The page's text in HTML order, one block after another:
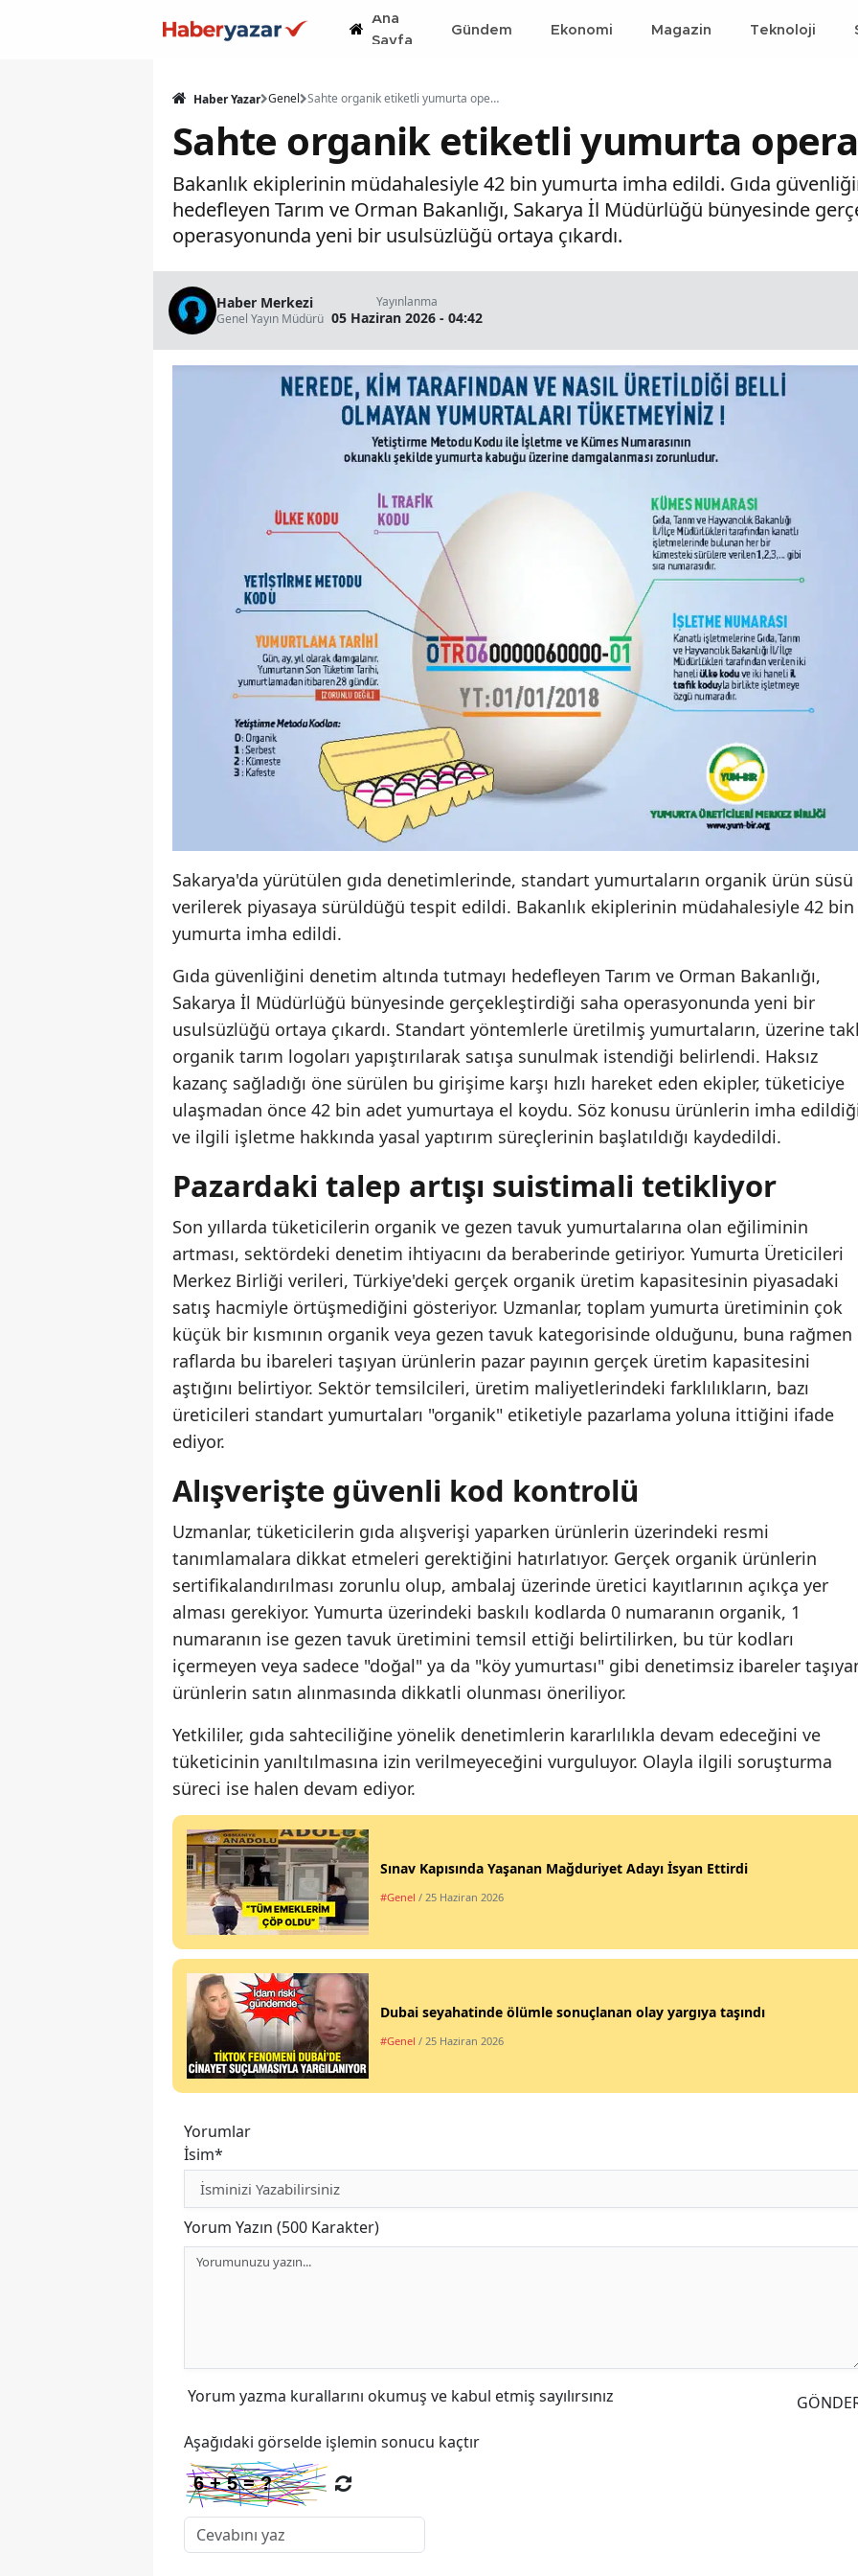
Ana
Sayfa
Gündem Ekonomi Magazin Teknoloji
Haber Yazar Genel Sahte organik etiketli yumurta operasyonu
Sahte organik etiketli yumurta
Bakanlık ekiplerinin müdahalesiyle 42 bin yumurta imha edildi. Gıda
hedefleyen Tarım ve Orman Bakanlığı, Sakarya İl Müdürlüğü bünyesinde
operasyonunda yeni bir usulsüzlüğü ortaya çıkardı.
Haber Merkezi
Genel Yayın Müdürü
Yayınlanma
05 Haziran 2026 - 04:42
Sakarya'da yürütülen gıda denetimlerinde, standart yumurtaların organik ürün süsü
verilerek piyasaya sürüldüğü tespit edildi. Bakanlık ekiplerinin müdahalesiyle 42 bin
yumurta imha edildi.
Gıda güvenliğini denetim altında tutmayı hedefleyen Tarım ve Orman Bakanlığı,
Sakarya İl Müdürlüğü bünyesinde gerçekleştirdiği saha operasyonunda yeni bir
usulsüzlüğü ortaya çıkardı. Standart yöntemlerle üretilmiş yumurtaların, üzerine
organik tarım logoları yapıştırılarak satışa sunulmak istendiği belirlendi. Haksız
kazanç sağladığı öne sürülen bu girişime karşı hızlı hareket eden ekipler, tüketiciye
ulaşmadan önce 42 bin adet yumurtaya el koydu. Söz konusu ürünlerin imha
ve ilgili işletme hakkında yasal yaptırım süreçlerinin başlatıldığı kaydedildi.
Pazardaki talep artışı suistimali tetikliyor
Son yıllarda tüketicilerin organik ve gezen tavuk yumurtalarına olan eğiliminin
artması, sektördeki denetim ihtiyacını da beraberinde getiriyor. Yumurta Üreticileri
Merkez Birliği verileri, Türkiye'deki gerçek organik üretim kapasitesinin piyasadaki
satış hacmiyle örtüşmediğini gösteriyor. Uzmanlar, toplam yumurta üretiminin çok
küçük bir kısmının organik veya gezen tavuk kategorisinde olduğunu, buna rağmen
raflarda bu ibareleri taşıyan ürünlerin pazar payının gerçek üretim kapasitesini
aştığını belirtiyor. Sektör temsilcileri, üretim maliyetlerindeki farklılıkların, bazı
üreticileri standart yumurtaları "organik" etiketiyle pazarlama yoluna ittiğini ifade
ediyor.
Alışverişte güvenli kod kontrolü
Uzmanlar, tüketicilerin gıda alışverişi yaparken ürünlerin üzerindeki resmi
tanımlamalara dikkat etmeleri gerektiğini hatırlatıyor. Gerçek organik ürünlerin
sertifikalandırılması zorunlu olup, ambalaj üzerinde üretici kayıtlarının açıkça yer
alması gerekiyor. Yumurta üzerindeki baskılı kodlarda 0 numaranın organik, 1
numaranın ise gezen tavuk üretimini temsil ettiği belirtilirken, bu tür kodları
içermeyen veya sadece "doğal" ya da "köy yumurtası" gibi denetimsiz ibareler
ürünlerin satın alınmasında dikkatli olunması öneriliyor.
Yetkililer, gıda sahteciliğine yönelik denetimlerin kararlılıkla devam edeceğini ve
tüketicinin yanıltılmasına izin verilmeyeceğini vurguluyor. Olayla ilgili soruşturma
süreci ise halen devam ediyor.
Sınav Kapısında Yaşanan Mağduriyet Adayı İsyan Ettirdi
#Genel / 25 Haziran 2026
Dubai seyahatinde ölümle sonuçlanan olay yargıya taşındı
#Genel / 25 Haziran 2026
Yorumlar
İsim*
Yorum Yazın (500 Karakter)
Yorum yazma kurallarını okumuş ve kabul etmiş sayılırsınız
Aşağıdaki görselde işlemin sonucu kaçtır